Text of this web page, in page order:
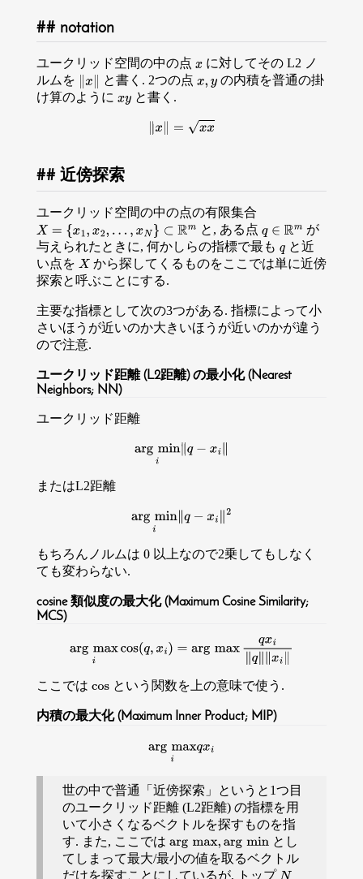
notation
ユークリッド空間の中の点 x に対してその L2 ノ
ルムを
x∥ と書く. 2つの点 x,y の内積を普通の掛
け算のように xy と書く.
∥ x∥= xx
近傍探索
ユークリッド空間の中の点の有限集合
X={x 1,x2, …,xN }⊂Rm と, ある点 q∈Rm
が
与えられたときに, 何かしらの指標で最も q と近
い点を Xから探してくるものをここでは単に近傍
探索と呼ぶことにする.
主要な指標として次の3つがある. 指標によって小
さいほうが近いのか大きいほうが近いのかが違う
ので注意.
ユークリッド距離 (L2距離) の最小化 (Nearest
Neighbors; NN)
ユークリッド距離
argmini ∥q −x i∥
またはL2距離
argmini ∥q −x i∥2
もちろんノルムは 0 以上なので2乗してもしなく
ても変わらない.
cosine 類似度の最大化 (Maximum Cosine Similarity;
MCS)
argmaxicos(q ,xi)=argmaxqxi∥ q∥∥xi∥
ここでは cos という関数を上の意味で使う.
内積の最大化 (Maximum Inner Product; MIP)
arg maxiqxi
世の中で普通「近傍探索」というと1つ目
のユークリッド距離 (L2距離) の指標を用
いて小さくなるベクトルを探すものを指
す. また, ここでは argmax,argmin
とし
てしまって最大/最小の値を取るベクトル
だけを探すことにしているが, トップ N